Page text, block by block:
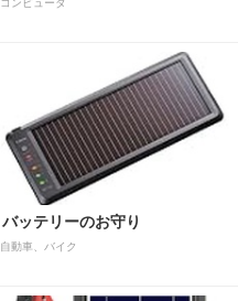
コンピュータ
バッテリーのお守り
自動車、バイク